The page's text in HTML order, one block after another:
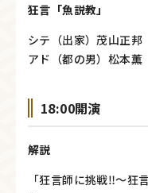
狂言「魚説教」
シテ（出家）茂山正邦
アド（都の男）松本薫
18:00開演
解説
「狂言師に挑戦‼～狂